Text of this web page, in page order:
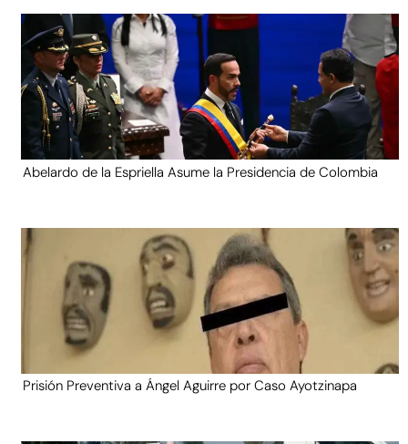
Abelardo de la Espriella Asume la Presidencia de Colombia
Prisión Preventiva a Ángel Aguirre por Caso Ayotzinapa